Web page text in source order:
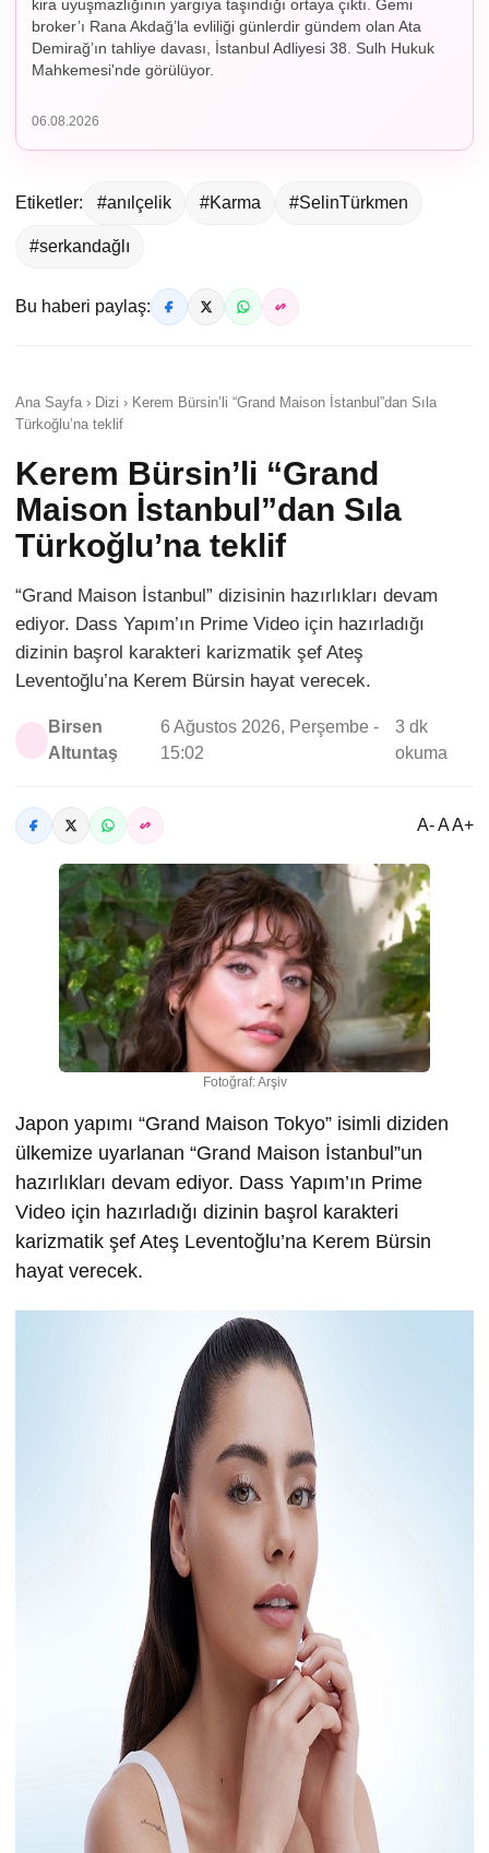
kira uyuşmazlığının yargıya taşındığı ortaya çıktı. Gemi
broker’ı Rana Akdağ’la evliliği günlerdir gündem olan Ata
Demirağ’ın tahliye davası, İstanbul Adliyesi 38. Sulh Hukuk
Mahkemesi'nde görülüyor.
06.08.2026
Etiketler: #anılçelik #Karma #SelinTürkmen
#serkandağlı
Bu haberi paylaş:
Ana Sayfa › Dizi › Kerem Bürsin’li “Grand Maison İstanbul”dan Sıla
Türkoğlu’na teklif
Kerem Bürsin’li “Grand
Maison İstanbul”dan Sıla
Türkoğlu’na teklif
“Grand Maison İstanbul” dizisinin hazırlıkları devam
ediyor. Dass Yapım’ın Prime Video için hazırladığı
dizinin başrol karakteri karizmatik şef Ateş
Leventoğlu’na Kerem Bürsin hayat verecek.
Birsen
Altuntaş
6 Ağustos 2026, Perşembe -
15:02
3 dk
okuma
A- A A+
Fotoğraf: Arşiv
Japon yapımı “Grand Maison Tokyo” isimli diziden
ülkemize uyarlanan “Grand Maison İstanbul”un
hazırlıkları devam ediyor. Dass Yapım’ın Prime
Video için hazırladığı dizinin başrol karakteri
karizmatik şef Ateş Leventoğlu’na Kerem Bürsin
hayat verecek.